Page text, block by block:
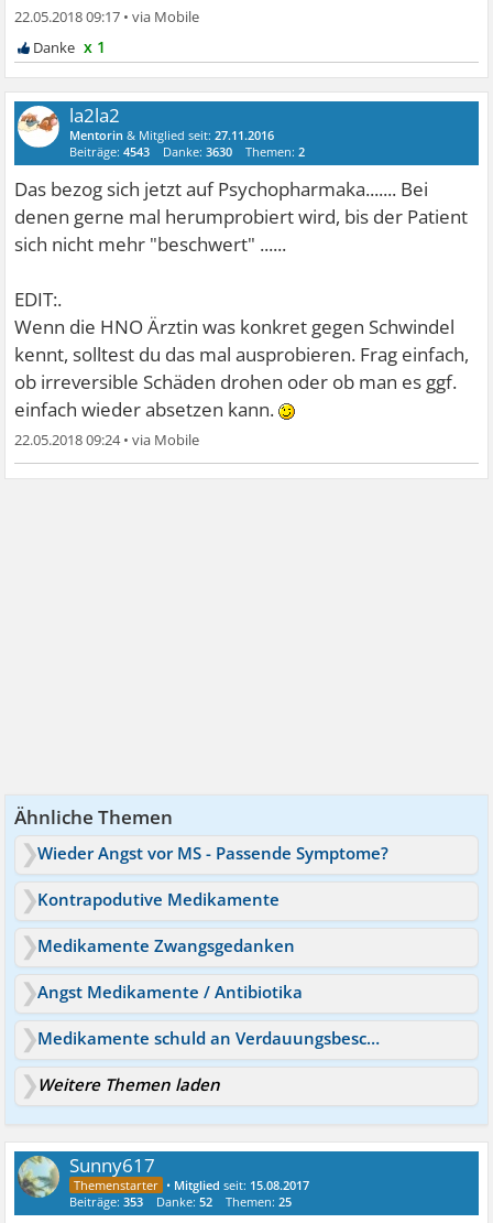
22.05.2018 09:17 •
x 1
la2la2
Mentorin & Mitglied seit:27.11.2016
Beiträge:4543 Danke:3630 Themen:2
Das bezog sich jetzt auf Psychopharmaka....... Bei
denen gerne mal herumprobiert wird, bis der Patient
sich nicht mehr "beschwert" ......
EDIT:.
Wenn die HNO Ärztin was konkret gegen Schwindel
kennt, solltest du das mal ausprobieren. Frag einfach,
ob irreversible Schäden drohen oder ob man es ggf.
einfach wieder absetzen kann.
22.05.2018 09:24•
Ähnliche Themen
Wieder Angst vor MS - Passende Symptome?
Kontrapodutive Medikamente
Medikamente Zwangsgedanken
Angst Medikamente / Antibiotika
Medikamente schuld an Verdauungsbeschwerden?
Weitere Themen laden
Sunny617
• Mitglied seit: 15.08.2017
Beiträge:353 Danke:52 Themen:25